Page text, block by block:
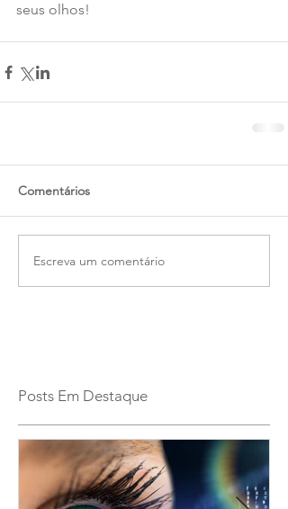
seus olhos!
Comentários
Escreva um comentário
Posts Em Destaque